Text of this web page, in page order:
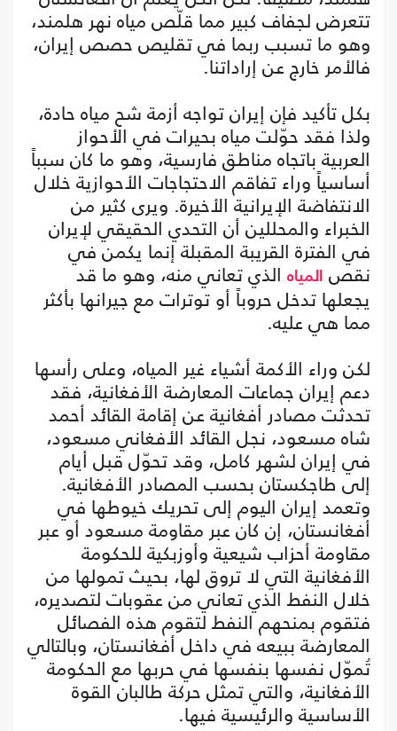
تتعرض لجفاف كبير مما قلّص مياه نهر هلمند،
وهو ما تسبب ربما في تقليص حصص إيران،
فالأمر خارج عن إراداتنا.
بكل تأكيد فإن إيران تواجه أزمة شح مياه حادة،
ولذا فقد حوّلت مياه بحيرات في الأحواز
العربية باتجاه مناطق فارسية، وهو ما كان سبباً
أساسياً وراء تفاقم الاحتجاجات الأحوازية خلال
الانتفاضة الإيرانية الأخيرة. ويرى كثير من
الخبراء والمحللين أن التحدي الحقيقي لإيران
في الفترة القريبة المقبلة إنما يكمن في
نقص المياه الذي تعاني منه، وهو ما قد
يجعلها تدخل حروباً أو توترات مع جيرانها بأكثر
مما هي عليه.
لكن وراء الأكمة أشياء غير المياه، وعلى رأسها
دعم إيران جماعات المعارضة الأفغانية، فقد
تحدثت مصادر أفغانية عن إقامة القائد أحمد
شاه مسعود، نجل القائد الأفغاني مسعود،
في إيران لشهر كامل، وقد تحوّل قبل أيام
إلى طاجكستان بحسب المصادر الأفغانية.
وتعمد إيران اليوم إلى تحريك خيوطها في
أفغانستان، إن كان عبر مقاومة مسعود أو عبر
مقاومة أحزاب شيعية وأوزبكية للحكومة
الأفغانية التي لا تروق لها، بحيث تمولها من
خلال النفط الذي تعاني من عقوبات لتصديره،
فتقوم بمنحهم النفط لتقوم هذه الفصائل
المعارضة ببيعه في داخل أفغانستان، وبالتالي
تُموّل نفسها بنفسها في حربها مع الحكومة
الأفغانية، والتي تمثل حركة طالبان القوة
الأساسية والرئيسية فيها.